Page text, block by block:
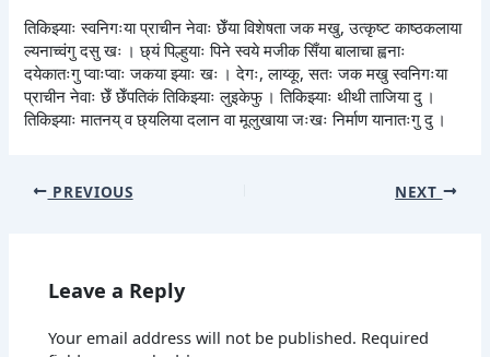
तिकिझ्याः स्वनिगःया प्राचीन नेवाः छेँया विशेषता जक मखु, उत्कृष्ट काष्ठकलाया
ल्यनाच्वंगु दसु खः । छ्यं पिल्हुयाः पिने स्वये मजीक सिँया बालाचा ह्वनाः
दयेकातःगु प्वाःप्वाः जकया झ्याः खः । देगः, लाय्कू, सतः जक मखु स्वनिगःया
प्राचीन नेवाः छेँ छेँपतिकं तिकिझ्याः लुइकेफु । तिकिझ्याः थीथी ताजिया दु ।
तिकिझ्याः मातनय् व छ्यलिया दलान वा मूलुखाया जःखः निर्माण यानातःगु दु ।
PREVIOUS NEXT
Leave a Reply
Your email address will not be published. Required